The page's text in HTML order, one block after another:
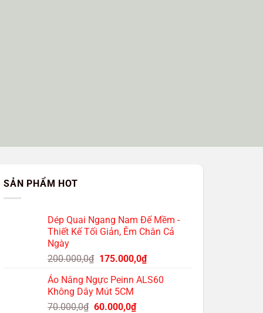
SẢN PHẨM HOT
Dép Quai Ngang Nam Đế Mềm -
Thiết Kế Tối Giản, Êm Chân Cả
Ngày
200.000,0₫ Giá
là:
200.000,0₫.
175.000,0₫Giá
tại
Áo Nâng Ngực Peinn ALS60
Không Dây Mút 5CM
70.000,0₫ Giá
60.000,0₫Giá